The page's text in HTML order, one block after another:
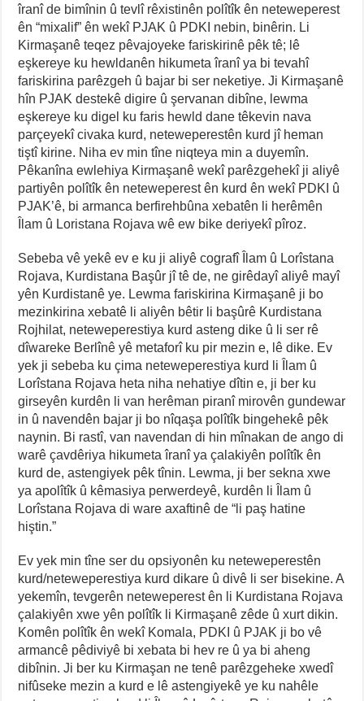
îranî de bimînin û tevlî rêxistinên polîtîk ên neteweperest
ên “mixalif” ên wekî PJAK û PDKI nebin, binêrin. Li
Kirmaşanê teqez pêvajoyeke fariskirinê pêk tê; lê
eşkereye ku hewldanên hikumeta îranî ya bi tevahî
fariskirina parêzgeh û bajar bi ser neketiye. Ji Kirmaşanê
hîn PJAK destekê digire û şervanan dibîne, lewma
eşkereye ku digel ku faris hewld dane têkevin nava
parçeyekî civaka kurd, neteweperestên kurd jî heman
tiştî kirine. Niha ev min tîne niqteya min a duyemîn.
Pêkanîna ewlehiya Kirmaşanê wekî parêzgehekî ji aliyê
partiyên polîtîk ên neteweperest ên kurd ên wekî PDKI û
PJAK’ê, bi armanca berfirehbûna xebatên li herêmên
Îlam û Loristana Rojava wê ew bike deriyekî pîroz.
Sebeba vê yekê ev e ku ji aliyê cografî Îlam û Lorîstana
Rojava, Kurdistana Başûr jî tê de, ne girêdayî aliyê mayî
yên Kurdistanê ye. Lewma fariskirina Kirmaşanê ji bo
mezinkirina xebatê li aliyên bêtir li başûrê Kurdistana
Rojhilat, neteweperestiya kurd asteng dike û li ser rê
dîwareke Berlînê yê metaforî ku pir mezin e, lê dike. Ev
yek ji sebeba ku çima neteweperestiya kurd li Îlam û
Lorîstana Rojava heta niha nehatiye dîtin e, ji ber ku
girseyên kurdên li van herêman piranî mirovên gundewar
in û navendên bajar ji bo nîqaşa polîtîk bingehekê pêk
naynin. Bi rastî, van navendan di hin mînakan de ango di
warê çavdêriya hikumeta îranî ya çalakiyên polîtîk ên
kurd de, astengiyek pêk tînin. Lewma, ji ber sekna xwe
ya apolîtîk û kêmasiya perwerdeyê, kurdên li Îlam û
Lorîstana Rojava di ware axaftinê de “li paş hatine
hiştin.”
Ev yek min tîne ser du opsiyonên ku neteweperestên
kurd/neteweperestiya kurd dikare û divê li ser bisekine. A
yekemîn, tevgerên neteweperest ên li Kurdistana Rojava
çalakiyên xwe yên polîtîk li Kirmaşanê zêde û xurt dikin.
Komên polîtîk ên wekî Komala, PDKI û PJAK ji bo vê
armancê pêdiviyê bi xebata bi hev re û ya bi aheng
dibînin. Ji ber ku Kirmaşan ne tenê parêzgeheke xwedî
nifûseke mezin a kurd e lê astengiyekê ye ku nahêle